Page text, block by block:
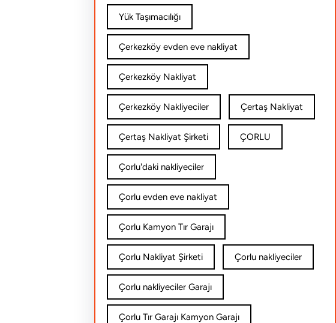
Yük Taşımacılığı
Çerkezköy evden eve nakliyat
Çerkezköy Nakliyat
Çerkezköy Nakliyeciler Çertaş Nakliyat
Çertaş Nakliyat Şirketi ÇORLU
Çorlu'daki nakliyeciler
Çorlu evden eve nakliyat
Çorlu Kamyon Tır Garajı
Çorlu Nakliyat Şirketi Çorlu nakliyeciler
Çorlu nakliyeciler Garajı
Çorlu Tır Garajı Kamyon Garajı